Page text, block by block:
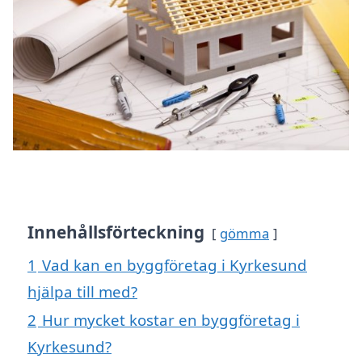
Innehållsförteckning gömma
1 Vad kan en byggföretag i Kyrkesund
hjälpa till med?
2 Hur mycket kostar en byggföretag i
Kyrkesund?